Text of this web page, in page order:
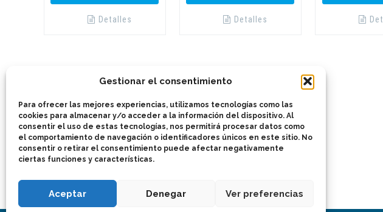
Gestionar el consentimiento
Para ofrecer las mejores experiencias, utilizamos tecnologías como las
cookies para almacenar y/o acceder a la información del dispositivo. Al
consentir el uso de estas tecnologías, nos permitirá procesar datos como
el comportamiento de navegación o identificadores únicos en este sitio. No
consentir o retirar el consentimiento puede afectar negativamente
ciertas funciones y características.
Aceptar Denegar Ver preferencias
Detalles Detalles